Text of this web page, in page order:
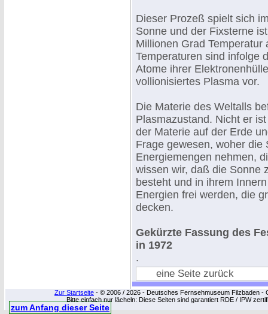
Dieser Prozeß spielt sich
Sonne und der Fixsterne
Millionen Grad
Temperaturen sind infolge
Atome ihrer
vollionisiertes Plasma vor.
Die Materie des Weltalls
Plasmazustand. Nicht er
der Materie auf der Erde
Frage gewesen, woher
Energiemengen nehmen,
wissen wir, daß die Sonne
besteht und in ihrem
Energien frei werden, die
decken.
Gekürzte Fassung des
in 1972
.
eine Seite zurück
Zur Startseite - © 2006 / 2026 - Deutsches Fernsehmuseum Filzbaden -
Bitte einfach nur lächeln: Diese Seiten sind garantiert RDE / IPW
zum Anfang dieser Seite